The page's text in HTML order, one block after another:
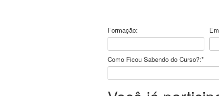
Formação:
Como Ficou Sabendo do Curso?:*